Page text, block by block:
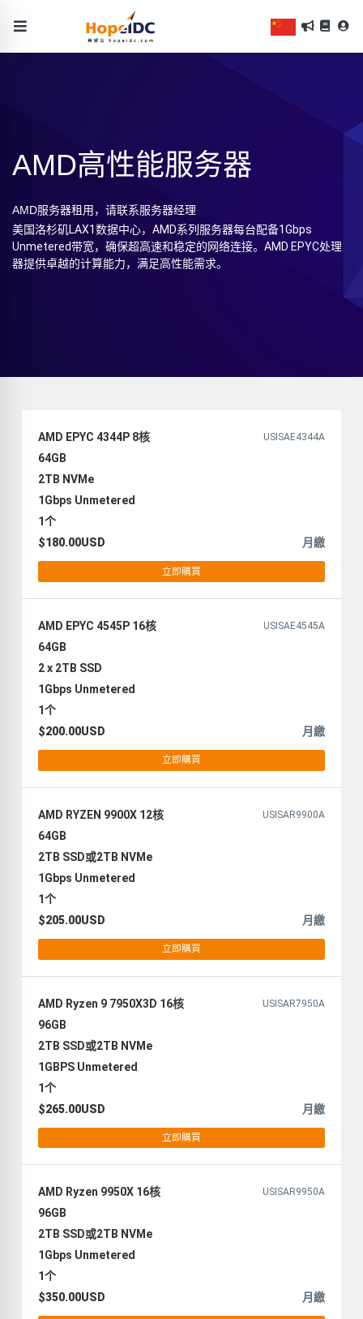
AMD高性能服务器
AMD服务器租用，请联系服务器经理
美国洛杉矶LAX1数据中心，AMD系列服务器每台配备1Gbps
Unmetered带宽，确保超高速和稳定的网络连接。AMD EPYC处理
器提供卓越的计算能力，满足高性能需求。
AMD EPYC 4344P 8核 USISAE4344A
64GB
2TB NVMe
1Gbps Unmetered
1个
$180.00USD
月繳
立即購買
AMD EPYC 4545P 16核 USISAE4545A
64GB
2 x 2TB SSD
1Gbps Unmetered
1个
$200.00USD
月繳
立即購買
AMD RYZEN 9900X 12核 USISAR9900A
64GB
2TB SSD或2TB NVMe
1Gbps Unmetered
1个
$205.00USD
月繳
立即購買
AMD Ryzen 9 7950X3D 16核 USISAR7950A
96GB
2TB SSD或2TB NVMe
1GBPS Unmetered
1个
$265.00USD
月繳
立即購買
AMD Ryzen 9950X 16核 USISAR9950A
96GB
2TB SSD或2TB NVMe
1Gbps Unmetered
1个
$350.00USD
月繳